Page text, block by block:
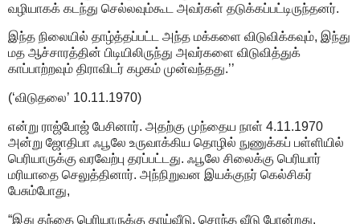
வழியாகக் கடந்து செல்லவும்கூட அவர்கள் தடுக்கப்பட்டிருந்தனர்.
இந்த நிலையில் தாழ்த்தப்பட்ட அந்த மக்களை விடுவிக்கவும், இந்து
மத ஆச்சாரத்தின் பிடியிலிருந்து அவர்களை விடுவித்துக்
காப்பாற்றவும் திராவிடர் கழகம் முன்வந்தது.’’
(‘விடுதலை’ 10.11.1970)
என்று ராஜ்போஜ் பேசினார். அதற்கு முந்தைய நாள் 4.11.1970
அன்று ஜோதிபா ஃபூலே உருவாக்கிய தொழில் நுணுக்கப் பள்ளியில்
பெரியாருக்கு வரவேற்பு தரப்பட்டது. ஃபூலே சிலைக்கு பெரியார்
மரியாதை செலுத்தினார். அந்நிறுவன இயக்குநர் கெல்சிகர்
பேசும்போது,
“இது தந்தை பெரியாருக்கு தாய்வீடு, சொந்த வீடு போன்றது.